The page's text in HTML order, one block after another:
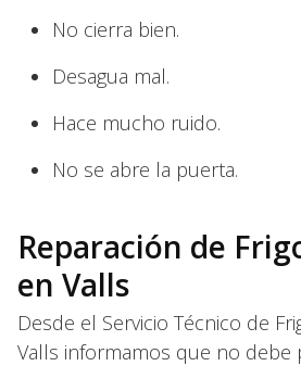
No cierra bien.
Desagua mal.
Hace mucho ruido.
No se abre la puerta.
Reparación de
en Valls
Desde el Servicio Técnico de
Valls informamos que no debe